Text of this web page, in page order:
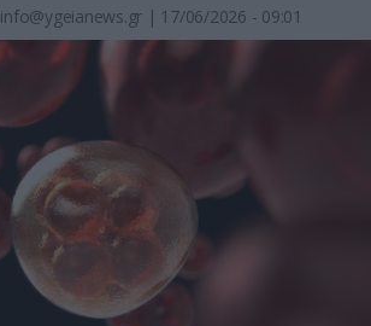
info@ygeianews.gr | 17/06/2026 - 09:01